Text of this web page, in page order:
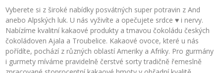
Vyberete si z široké nabídky posvátných super potravin z And
anebo Alpských luk. U nás vyživíte a opečujete srdce ♥ i nervy.
Nabízíme kvalitní kakaové produkty a tmavou čokoládu českých
čokoládoven Ajala a Troubelice. Kakaové ovoce, které u nás
pořídíte, pochází z různých oblastí Ameriky a Afriky. Pro gurmány
i gurmety míváme pravidelně čerstvé sorty tradičně řemeslně